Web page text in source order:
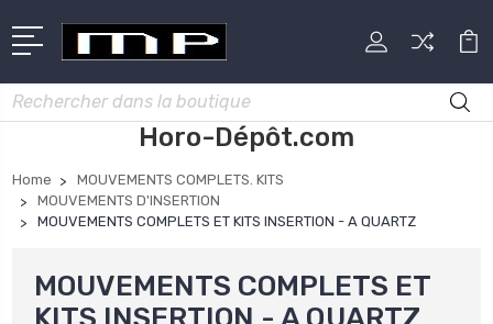
Rechercher
Horo-Dépôt.com
Home
MOUVEMENTS COMPLETS. KITS
MOUVEMENTS D'INSERTION
MOUVEMENTS COMPLETS ET KITS INSERTION - A QUARTZ
MOUVEMENTS COMPLETS ET